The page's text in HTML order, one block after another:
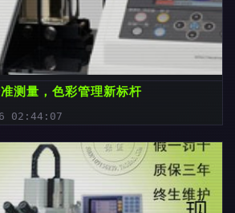
测量，色彩管理新标杆
02:44:07